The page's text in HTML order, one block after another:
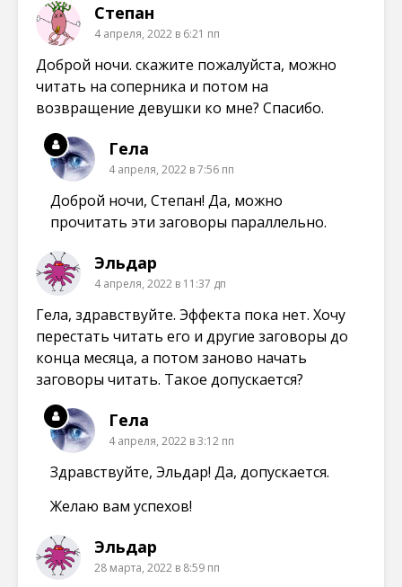
Степан
4 апреля, 2022 в 6:21 пп
Доброй ночи. скажите пожалуйста, можно
читать на соперника и потом на
возвращение девушки ко мне? Спасибо.
Гела
4 апреля, 2022 в 7:56 пп
Доброй ночи, Степан! Да, можно
прочитать эти заговоры параллельно.
Эльдар
4 апреля, 2022 в 11:37 дп
Гела, здравствуйте. Эффекта пока нет. Хочу
перестать читать его и другие заговоры до
конца месяца, а потом заново начать
заговоры читать. Такое допускается?
Гела
4 апреля, 2022 в 3:12 пп
Здравствуйте, Эльдар! Да, допускается.
Желаю вам успехов!
Эльдар
28 марта, 2022 в 8:59 пп